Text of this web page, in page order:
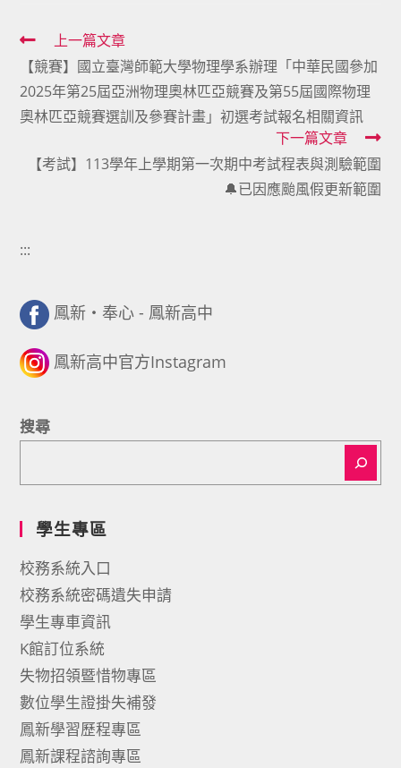
Read
more
articles
上一篇文章
【競賽】國立臺灣師範大學物理學系辦理「中華民國參加
2025年第25屆亞洲物理奧林匹亞競賽及第55屆國際物理
奧林匹亞競賽選訓及參賽計畫」初選考試報名相關資訊
下一篇文章
【考試】113學年上學期第一次期中考試程表與測驗範圍
🔔已因應颱風假更新範圍
:::
鳳新・奉心 - 鳳新高中
鳳新高中官方Instagram
搜尋
學生專區
校務系統入口
校務系統密碼遺失申請
學生專車資訊
K館訂位系統
失物招領暨惜物專區
數位學生證掛失補發
鳳新學習歷程專區
鳳新課程諮詢專區